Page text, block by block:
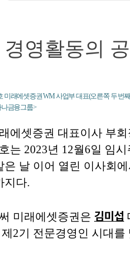
경영활동의
미래에셋증권 WM 사업부 대표(오른쪽 두 번
나금융그룹>
에셋증권 대표이사 부회
는 2023년 12월6일 임
은 날 이어 열린 이사회
지다.
미래에셋증권은 김미섭
2기 전문경영인 시대를